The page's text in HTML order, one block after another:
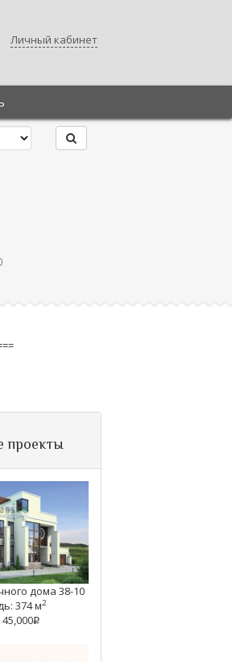
Личный кабинет
проекты
дома 38-10
374 м2
q